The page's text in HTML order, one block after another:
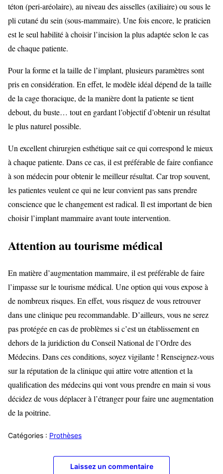
téton (peri-aréolaire), au niveau des aisselles (axiliaire) ou sous le
pli cutané du sein (sous-mammaire). Une fois encore, le praticien
est le seul habilité à choisir l’incision la plus adaptée selon le cas
de chaque patiente.
Pour la forme et la taille de l’implant, plusieurs paramètres sont
pris en considération. En effet, le modèle idéal dépend de la taille
de la cage thoracique, de la manière dont la patiente se tient
debout, du buste… tout en gardant l’objectif d’obtenir un résultat
le plus naturel possible.
Un excellent chirurgien esthétique sait ce qui correspond le mieux
à chaque patiente. Dans ce cas, il est préférable de faire confiance
à son médecin pour obtenir le meilleur résultat. Car trop souvent,
les patientes veulent ce qui ne leur convient pas sans prendre
conscience que le changement est radical. Il est important de bien
choisir l’implant mammaire avant toute intervention.
Attention au tourisme médical
En matière d’augmentation mammaire, il est préférable de faire
l’impasse sur le tourisme médical. Une option qui vous expose à
de nombreux risques. En effet, vous risquez de vous retrouver
dans une clinique peu recommandable. D’ailleurs, vous ne serez
pas protégée en cas de problèmes si c’est un établissement en
dehors de la juridiction du Conseil National de l’Ordre des
Médecins. Dans ces conditions, soyez vigilante ! Renseignez-vous
sur la réputation de la clinique qui attire votre attention et la
qualification des médecins qui vont vous prendre en main si vous
décidez de vous déplacer à l’étranger pour faire une augmentation
de la poitrine.
Catégories : Prothèses
Laissez un commentaire